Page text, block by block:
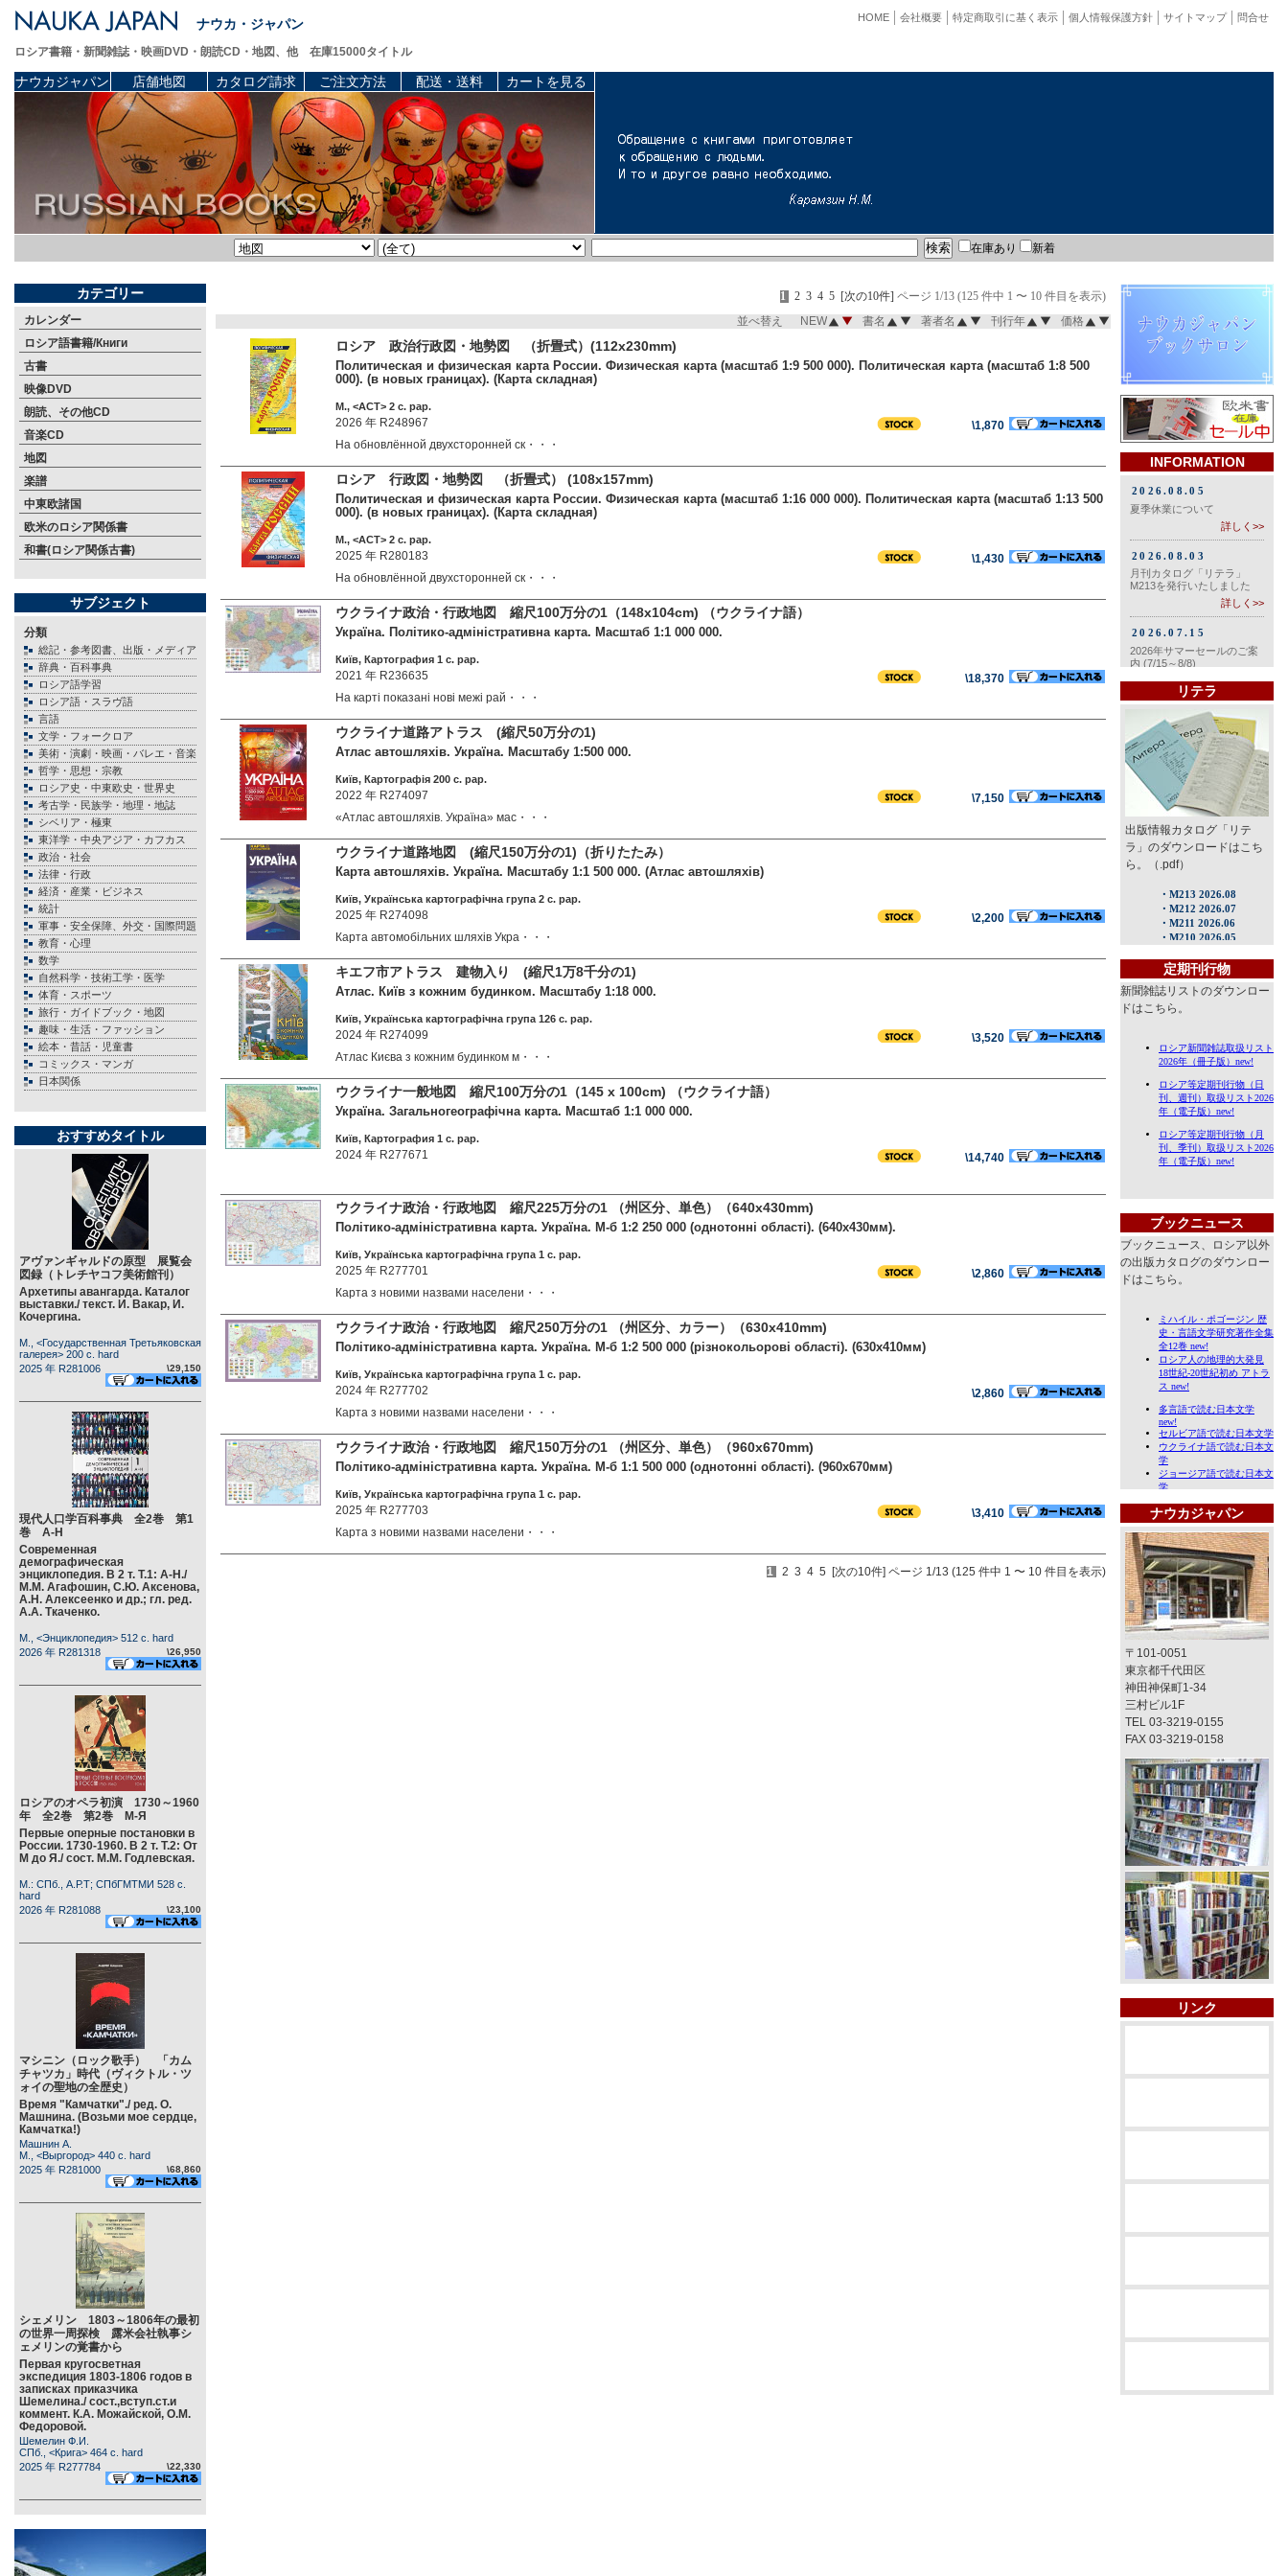
ナウカ・ジャパン 問合せ
サイトマップ
個人情報保護方針
特定商取引に基く表示
会社概要
HOME
ロシア書籍・新聞雑誌・映画DVD・朗読CD・地図、他 在庫15000タイトル
ナウカジャパン 店舗地図 カタログ請求 ご注文方法 配送・送料 カートを見る
在庫あり 新着
カテゴリー
カレンダー
ロシア語書籍/Книги
古書
映像DVD
朗読、その他CD
音楽CD
地図
楽譜
中東欧諸国
欧米のロシア関係書
和書(ロシア関係古書)
サブジェクト
分類
総記・参考図書、出版・メディア
辞典・百科事典
ロシア語学習
ロシア語・スラヴ語
言語
文学・フォークロア
美術・演劇・映画・バレエ・音楽
哲学・思想・宗教
ロシア史・中東欧史・世界史
考古学・民族学・地理・地誌
シベリア・極東
東洋学・中央アジア・カフカス
政治・社会
法律・行政
経済・産業・ビジネス
統計
軍事・安全保障、外交・国際問題
教育・心理
数学
自然科学・技術工学・医学
体育・スポーツ
旅行・ガイドブック・地図
趣味・生活・ファッション
絵本・昔話・児童書
コミックス・マンガ
日本関係
おすすめタイトル
アヴァンギャルドの原型 展覧会
図録（トレチヤコフ美術館刊）
Архетипы авангарда. Каталог
выставки./ текст. И. Вакар, И.
Кочергина.
М., <Государственная Третьяковская
галерея> 200 c. hard
2025 年 R281006
\29,150
現代人口学百科事典 全2巻 第1
巻 А-Н
Современная
демографическая
энциклопедия. В 2 т. Т.1: А-Н./
М.М. Агафошин, С.Ю. Аксенова,
А.Н. Алексеенко и др.; гл. ред.
А.А. Ткаченко.
М., <Энциклопедия> 512 c. hard
2026 年 R281318
\26,950
ロシアのオペラ初演 1730～1960
年 全2巻 第2巻 М-Я
Первые оперные постановки в
России. 1730-1960. В 2 т. Т.2: От
М до Я./ сост. М.М. Годлевская.
М.: СПб., А.Р.Т; СПбГМТМИ 528 c.
hard
2026 年 R281088
\23,100
マシニン（ロック歌手） 「カム
チャツカ」時代（ヴィクトル・ツ
ォイの聖地の全歴史）
Время "Камчатки"./ ред. О.
Машнина. (Возьми мое сердце,
Камчатка!)
Машнин А.
М., <Выргород> 440 c. hard
2025 年 R281000
\68,860
シェメリン 1803～1806年の最初
の世界一周探検 露米会社執事シ
ェメリンの覚書から
Первая кругосветная
экспедиция 1803-1806 годов в
записках приказчика
Шемелина./ сост.,вступ.ст.и
коммент. К.А. Можайской, О.М.
Федоровой.
Шемелин Ф.И.
СПб., <Крига> 464 c. hard
2025 年 R277784
\22,330
1 2 3 4 5 [次の10件] ページ 1/13 (125 件中 1 〜 10 件目を表示)
並べ替え NEW 書名 著者名 刊行年 価格
ロシア 政治行政図・地勢図 （折畳式）(112x230mm)
Политическая и физическая карта России. Физическая карта (масштаб 1:9 500 000). Политическая карта (масштаб 1:8 500
000). (в новых границах). (Карта складная)
М., <АСТ> 2 c. pap.
2026 年 R248967
\1,870
На обновлённой двухсторонней ск・・・
ロシア 行政図・地勢図 （折畳式） (108x157mm)
Политическая и физическая карта России. Физическая карта (масштаб 1:16 000 000). Политическая карта (масштаб 1:13 500
000). (в новых границах). (Карта складная)
М., <АСТ> 2 c. pap.
2025 年 R280183
\1,430
На обновлённой двухсторонней ск・・・
ウクライナ政治・行政地図 縮尺100万分の1（148x104cm) （ウクライナ語）
Україна. Політико-адміністративна карта. Масштаб 1:1 000 000.
Київ, Картография 1 c. pap.
2021 年 R236635
\18,370
На карті показані нові межі рай・・・
ウクライナ道路アトラス (縮尺50万分の1)
Атлас автошляхів. Україна. Масштабу 1:500 000.
Київ, Картографія 200 c. pap.
2022 年 R274097
\7,150
«Атлас автошляхів. Україна» мас・・・
ウクライナ道路地図 (縮尺150万分の1)（折りたたみ）
Карта автошляхів. Україна. Масштабу 1:1 500 000. (Атлас автошляхів)
Київ, Українська картографічна група 2 c. pap.
2025 年 R274098
\2,200
Карта автомобільних шляхів Укра・・・
キエフ市アトラス 建物入り (縮尺1万8千分の1)
Атлас. Київ з кожним будинком. Масштабу 1:18 000.
Київ, Українська картографічна група 126 c. pap.
2024 年 R274099
\3,520
Атлас Києва з кожним будинком м・・・
ウクライナ一般地図 縮尺100万分の1（145 x 100cm) （ウクライナ語）
Україна. Загальногеографічна карта. Масштаб 1:1 000 000.
Київ, Картография 1 c. pap.
2024 年 R277671 \14,740
ウクライナ政治・行政地図 縮尺225万分の1 （州区分、単色）（640x430mm)
Політико-адміністративна карта. Україна. М-б 1:2 250 000 (однотонні області). (640x430мм).
Київ, Українська картографічна група 1 c. pap.
2025 年 R277701
\2,860
Карта з новими назвами населени・・・
ウクライナ政治・行政地図 縮尺250万分の1 （州区分、カラー）（630x410mm)
Політико-адміністративна карта. Україна. М-б 1:2 500 000 (різнокольорові області). (630x410мм)
Київ, Українська картографічна група 1 c. pap.
2024 年 R277702
\2,860
Карта з новими назвами населени・・・
ウクライナ政治・行政地図 縮尺150万分の1 （州区分、単色）（960x670mm)
Політико-адміністративна карта. Україна. М-б 1:1 500 000 (однотонні області). (960x670мм)
Київ, Українська картографічна група 1 c. pap.
2025 年 R277703
\3,410
Карта з новими назвами населени・・・
1 2 3 4 5 [次の10件] ページ 1/13 (125 件中 1 〜 10 件目を表示)
INFORMATION
リテラ
出版情報カタログ「リテ
ラ」のダウンロードはこち
ら。（.pdf）
定期刊行物
新聞雑誌リストのダウンロー
ドはこちら。
ブックニュース
ブックニュース、ロシア以外
の出版カタログのダウンロー
ドはこちら。
ナウカジャパン
〒101-0051
東京都千代田区
神田神保町1-34
三村ビル1F
TEL 03-3219-0155
FAX 03-3219-0158
リンク